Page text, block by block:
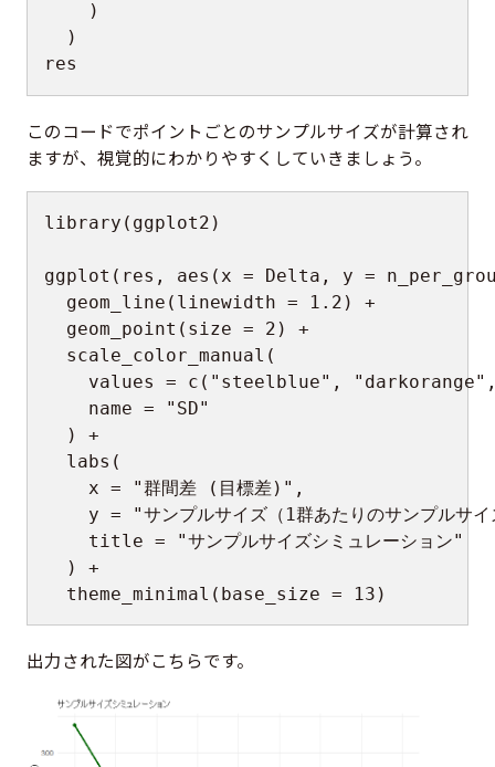
)
)
res
このコードでポイントごとのサンプルサイズが計算され
ますが、視覚的にわかりやすくしていきましょう。
library ( ggplot2 )
ggplot ( res , aes (x = Delta , y =
  geom_line
( linewidth = 1.2 )
+
  geom_point
( size = 2 )
+
  scale_color_manual
(
    values
= c ( "steelblue" , "darkorange"
    name
=
"SD"
)
+
  labs
(
    x
= "群間差 (目標差)" ,
    y
=
"サンプルサイズ（1群あたりのサンプルサ
    title
=
"サンプルサイズシミュレーション"
)
+
  theme_minimal
( base_size = 13 )
出力された図がこちらです。